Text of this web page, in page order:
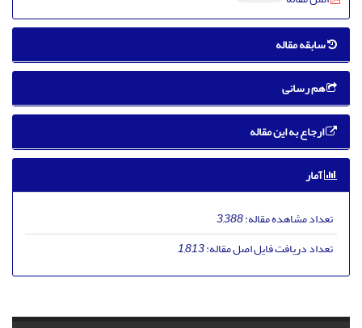
سابقه مقاله
هم رسانی
ارجاع به این مقاله
آمار
تعداد مشاهده مقاله:3,388
تعداد دریافت فایل اصل مقاله:1,813